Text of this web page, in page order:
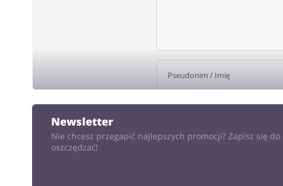
Newsletter
Nie chcesz przegapić najlepszych promocji? Zapisz się
oszczędzać!